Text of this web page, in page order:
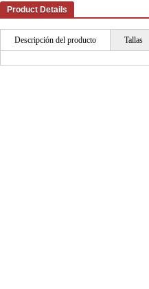
Product Details
Descripción del producto Tallas